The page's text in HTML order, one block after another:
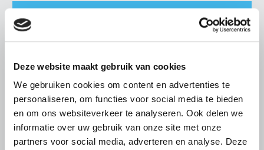
Deze website maakt gebruik van cookies
We gebruiken cookies om content en advertenties te
personaliseren, om functies voor social media te bieden
en om ons websiteverkeer te analyseren. Ook delen we
informatie over uw gebruik van onze site met onze
partners voor social media, adverteren en analyse. Deze